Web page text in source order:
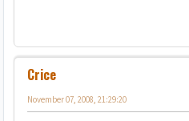
Crice
November 07, 2008, 21:29:20